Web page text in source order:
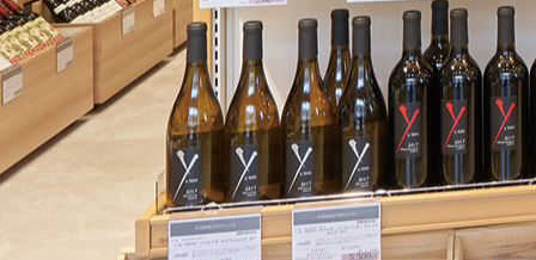
未分類
2022/5/20 Hello world!